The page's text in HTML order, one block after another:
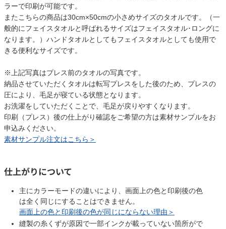
ラーで印刷が可能です。
またこちらの商品は30cm×50cmの小さめサイズのタオルです。（一
般的にフェイスタオルと呼ばれるサイズはフェイスタオル･ロングに
なります。）ハンドタオルとしてもフェイスタオルとしても使用で
きる便利なサイズです。
※上記写真はプレス前のタオルの写真です。
納品させていただくタオルは転写プレスをした後のため、プレスの
圧により、毛足が寝ている状態となります。
お洗濯をしていただくことで、毛足が戻りやすくなります。
印刷（プレス）後の仕上がり確認をご希望の方は素材サンプルをお
申込みください。
素材サンプル注文はこちら＞
仕上がりについて
主にカラーモードの違いにより、画面上の色と印刷後の色
は全く同じにすることはできません。
画面上の色と印刷後の色が同じにならない理由＞
縫製の糸くずが原因で一部インクが載っていない箇所がで